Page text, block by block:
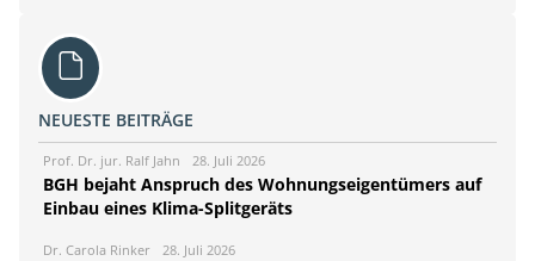
NEUESTE BEITRÄGE
Prof. Dr. jur. Ralf Jahn 28. Juli 2026
BGH bejaht Anspruch des Wohnungseigentümers auf
Einbau eines Klima-Splitgeräts
Dr. Carola Rinker 28. Juli 2026